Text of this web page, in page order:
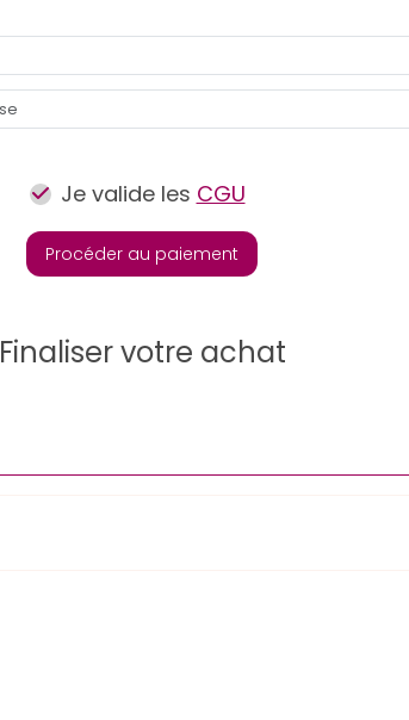
Je valide les CGU
Procéder au paiement
Finaliser votre achat